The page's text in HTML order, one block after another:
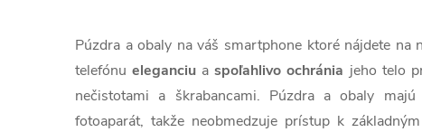
Púzdra a obaly na váš smartphone ktoré nájdete na
telefónueleganciu aspoľahlivo ochránia jeho telo
nečistotami a škrabancami. Púzdra a obaly
fotoaparát, takže neobmedzuje prístup k